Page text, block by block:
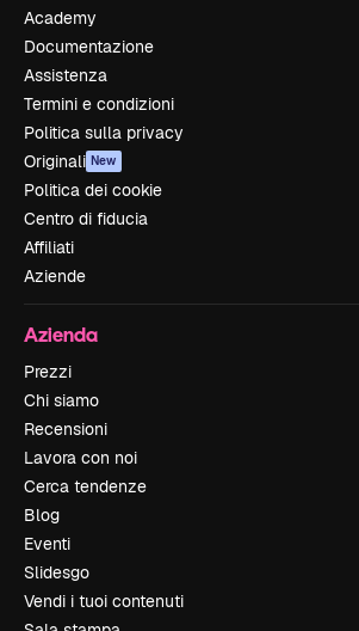
Academy
Documentazione
Assistenza
Termini e condizioni
Politica sulla privacy
Originali New
Politica dei cookie
Centro di fiducia
Affiliati
Aziende
Azienda
Prezzi
Chi siamo
Recensioni
Lavora con noi
Cerca tendenze
Blog
Eventi
Slidesgo
Vendi i tuoi contenuti